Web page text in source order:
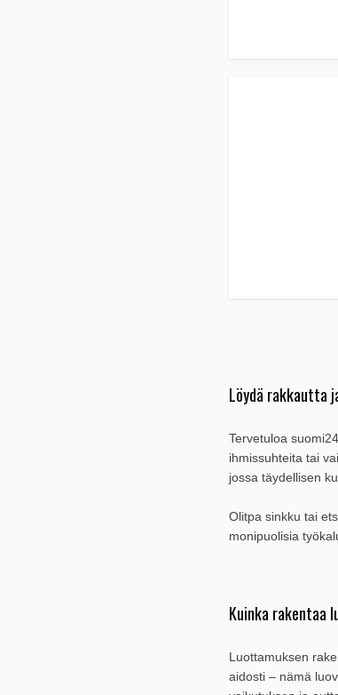
Löydä rakkautta
Tervetuloa
ihmissuhteita tai
jossa täydellisen
Olitpa sinkku tai
monipuolisia
Kuinka rakentaa
Luottamuksen
aidosti – nämä